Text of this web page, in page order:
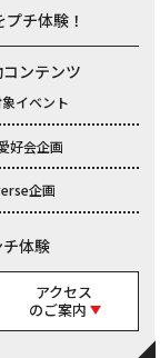
チ体験！
ンテンツ
イベント
好会企画
企画
体験
アクセス
のご案内